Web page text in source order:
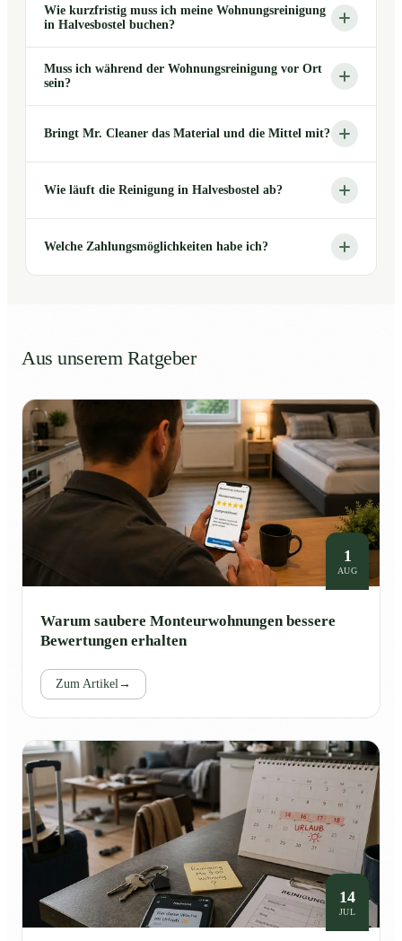
Wie kurzfristig muss ich meine Wohnungsreinigung
in Halvesbostel buchen?
Muss ich während der Wohnungsreinigung vor Ort
sein?
Bringt Mr. Cleaner das Material und die Mittel mit?
Wie läuft die Reinigung in Halvesbostel ab?
Welche Zahlungsmöglichkeiten habe ich?
Aus unserem Ratgeber
1
AUG
Warum saubere Monteurwohnungen bessere
Bewertungen erhalten
Zum Artikel→
14
JUL